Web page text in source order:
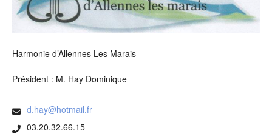
Harmonie d’Allennes Les Marais
Président : M. Hay Dominique
d.hay@hotmail.fr
03.20.32.66.15